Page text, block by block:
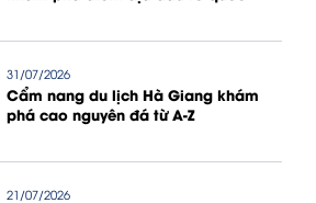
31/07/2026
Cẩm nang du lịch Hà Giang khám
phá cao nguyên đá từ A-Z
21/07/2026